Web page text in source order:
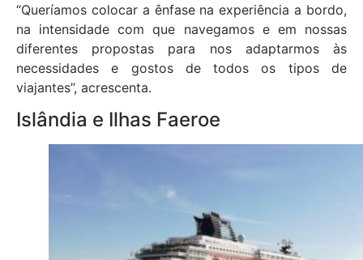
“Queríamos colocar a ênfase na experiência a bordo,
na intensidade com que navegamos e em nossas
diferentes propostas para nos adaptarmos às
necessidades e gostos de todos os tipos de
viajantes”, acrescenta.
Islândia e Ilhas Faeroe